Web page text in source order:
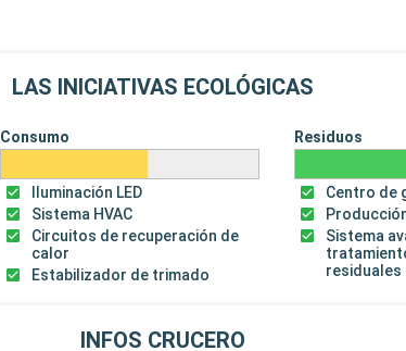
LAS INICIATIVAS ECOLÓGICAS
Consumo
Iluminación LED
Sistema HVAC
Circuitos de recuperación de
calor
Estabilizador de trimado
Residuos
Centro de
Sistema
residuales
INFOS CRUCERO